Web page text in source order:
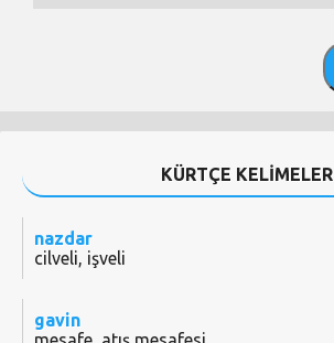
KÜRTÇE KELİMELER
nazdar
cilveli, işveli
gavin